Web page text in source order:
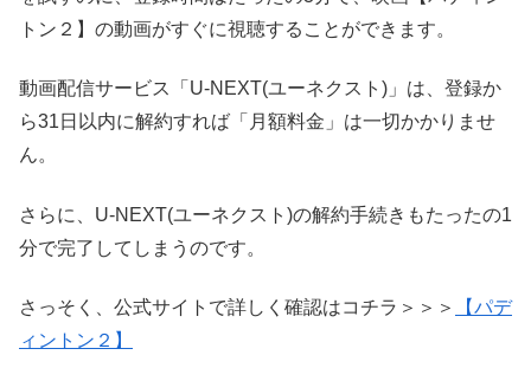
トン２】の動画がすぐに視聴することができます。
動画配信サービス「U-NEXT(ユーネクスト)」は、登録か
ら31日以内に解約すれば「月額料金」は一切かかりませ
ん。
さらに、U-NEXT(ユーネクスト)の解約手続きもたったの1
分で完了してしまうのです。
さっそく、公式サイトで詳しく確認はコチラ＞＞＞
【パデ
ィントン２】